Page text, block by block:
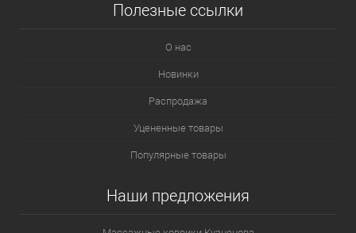
Полезные ссылки
О нас
Новинки
Распродажа
Уцененные товары
Популярные товары
Наши предложения